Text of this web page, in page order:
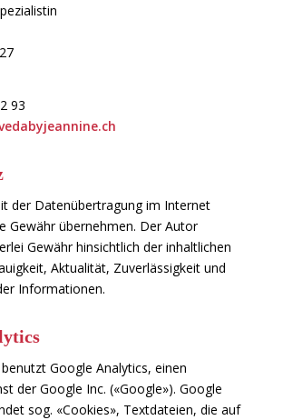
93
der Datenübertragung im Internet
Gewähr übernehmen. Der Autor
Gewähr hinsichtlich der inhaltlichen
Aktualität, Zuverlässigkeit und
Informationen.
Google Analytics, einen
der Google Inc. («Google»). Google
sog. «Cookies», Textdateien, die auf